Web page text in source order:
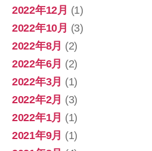
2022年12月 (1)
2022年10月 (3)
2022年8月 (2)
2022年6月 (2)
2022年3月 (1)
2022年2月 (3)
2022年1月 (1)
2021年9月 (1)